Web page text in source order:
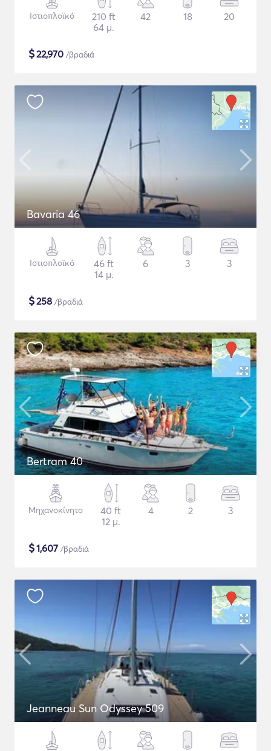
Ιστιοπλοϊκό
210 ft
64 μ.
42 18 20
$22,970 /βραδιά
Bavaria 46
Ιστιοπλοϊκό
46 ft
14 μ.
6 3 3
$258 /βραδιά
Bertram 40
Μηχανοκίνητο
40 ft
12 μ.
4 2 3
$1,607 /βραδιά
Jeanneau Sun Odyssey 509